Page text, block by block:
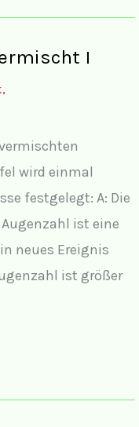
I
,
wird einmal
festgelegt: A: Die
ist eine
neues Ereignis
ist größer